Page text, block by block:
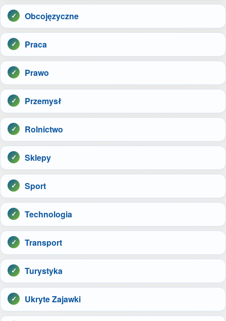
Obcojęzyczne
Praca
Prawo
Przemysł
Rolnictwo
Sklepy
Sport
Technologia
Transport
Turystyka
Ukryte Zajawki